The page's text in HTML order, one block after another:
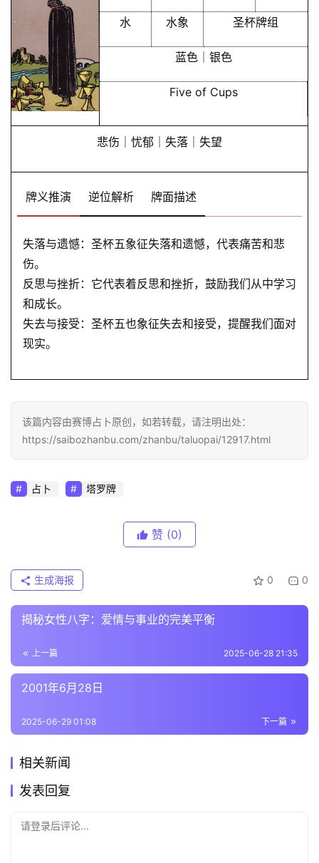
水 水象 圣杯牌组
蓝色｜银色
Five of Cups
悲伤｜忧郁｜失落｜失望
牌义推演 逆位解析 牌面描述
失落与遗憾：圣杯五象征失落和遗憾，代表痛苦和悲
伤。
反思与挫折：它代表着反思和挫折，鼓励我们从中学习
和成长。
失去与接受：圣杯五也象征失去和接受，提醒我们面对
现实。
该篇内容由赛博占卜原创，如若转载，请注明出处：
https://saibozhanbu.com/zhanbu/taluopai/12917.html
占卜 塔罗牌
赞 (0)
0 0
生成海报
揭秘女性八字：爱情与事业的完美平衡
上一篇 2025-06-28 21:35
2001年6月28日
下一篇
2025-06-29 01:08
相关新闻
发表回复
请登录后评论...